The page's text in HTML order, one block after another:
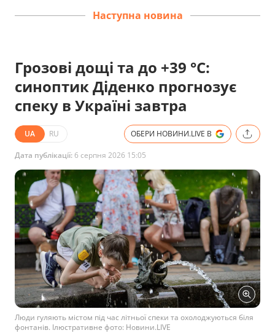
Наступна новина
Грозові дощі та до +39 °С:
синоптик Діденко прогнозує
спеку в Україні завтра
UA RU ОБЕРИ НОВИНИ.LIVE В
Дата публікації: 6 серпня 2026 15:05
Люди гуляють містом під час літньої спеки та охолоджуються біля
фонтанів. Ілюстративне фото: Новини.LIVE